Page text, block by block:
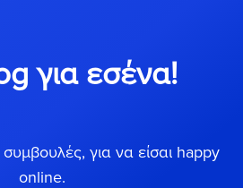
για εσένα!
για να είσαι happy
online.